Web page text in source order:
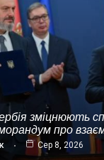
зміцнюють
про
Сер 8, 2026